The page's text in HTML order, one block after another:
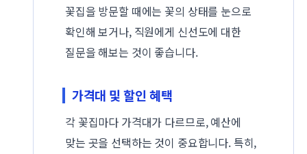
꽃집을 방문할 때에는 꽃의 상태를 눈으로
확인해 보거나, 직원에게 신선도에 대한
질문을 해보는 것이 좋습니다.
가격대 및 할인 혜택
각 꽃집마다 가격대가 다르므로, 예산에
맞는 곳을 선택하는 것이 중요합니다. 특히,